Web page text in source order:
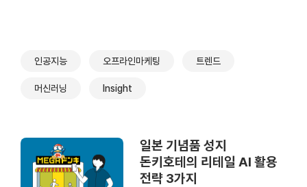
인공지능 오프라인마케팅 트렌드
머신러닝 Insight
일본 기념품 성지
돈키호테의 리테일 AI 활용
전략 3가지